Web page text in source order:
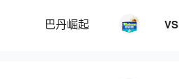
巴丹崛起 VS